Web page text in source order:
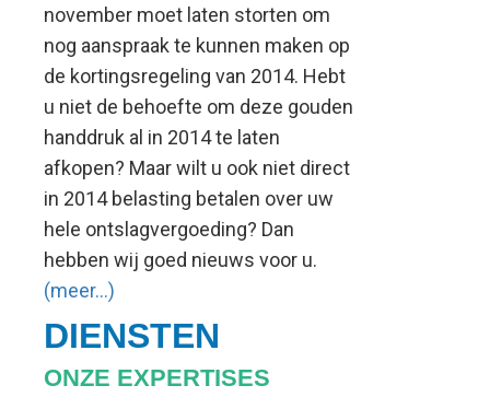
november moet laten storten om
nog aanspraak te kunnen maken op
de kortingsregeling van 2014. Hebt
u niet de behoefte om deze gouden
handdruk al in 2014 te laten
afkopen? Maar wilt u ook niet direct
in 2014 belasting betalen over uw
hele ontslagvergoeding? Dan
hebben wij goed nieuws voor u.
(meer…)
DIENSTEN
ONZE EXPERTISES